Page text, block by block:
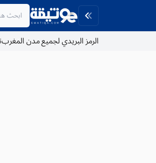
الرمز البريدي لجميع مدن المغرب